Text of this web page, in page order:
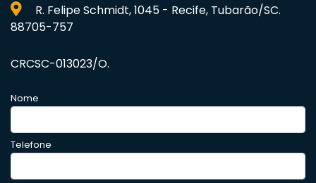
R. Felipe Schmidt, 1045 - Recife, Tubarão/SC.
88705-757
CRCSC-013023/O.
Nome
Telefone